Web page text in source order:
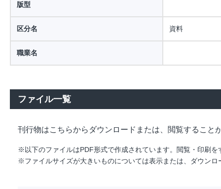
版型
区分名 資料
職業名
ファイル一覧
刊行物はこちらからダウンロードまたは、閲覧すること
※以下のファイルはPDF形式で作成されています。閲覧・印刷
※ファイルサイズが大きいものについては表示または、ダウン